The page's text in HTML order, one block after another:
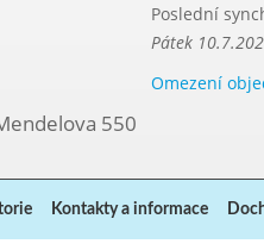
Poslední
Pátek
Omezení
550
Kontakty a informace